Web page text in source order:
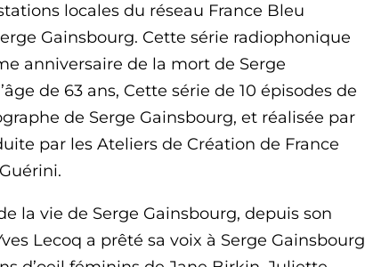
locales du réseau France Bleu
Gainsbourg. Cette série radiophonique
anniversaire de la mort de Serge
de 63 ans, Cette série de 10 épisodes de
de Serge Gainsbourg, et réalisée par
par les Ateliers de Création de France
la vie de Serge Gainsbourg, depuis son
Lecoq a prêté sa voix à Serge Gainsbourg